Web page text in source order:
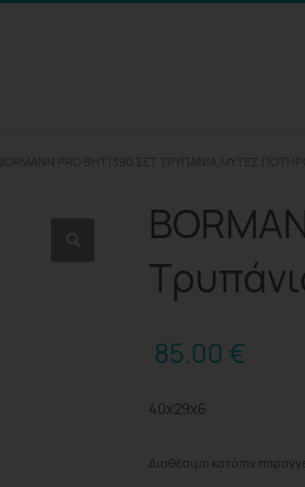
BORMANN PRO BHT1390 ΣΕΤ
85.00 €
40x29x6
Διαθέσιμο κατόπιν